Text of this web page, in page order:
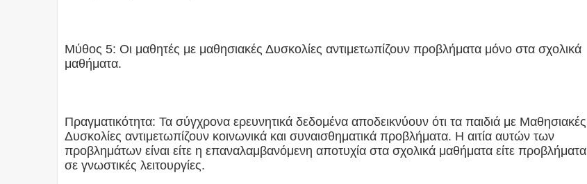
Μύθος 5: Οι μαθητές με μαθησιακές Δυσκολίες αντιμετωπίζουν προβλήματα μόνο στα σχολικά
μαθήματα.
Πραγματικότητα: Τα σύγχρονα ερευνητικά δεδομένα αποδεικνύουν ότι τα παιδιά με Μαθησιακές
Δυσκολίες αντιμετωπίζουν κοινωνικά και συναισθηματικά προβλήματα. Η αιτία αυτών των
προβλημάτων είναι είτε η επαναλαμβανόμενη αποτυχία στα σχολικά μαθήματα είτε προβλήματα
σε γνωστικές λειτουργίες.